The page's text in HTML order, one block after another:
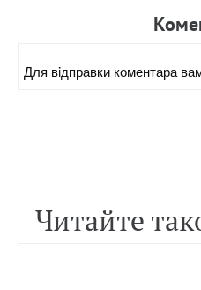
Для вiдправки коментара
Читайте